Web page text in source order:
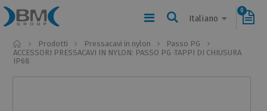
Italiano
0
Home
Prodotti Pressacavi in nylon
Passo PG
ACCESSORI PRESSACAVI IN NYLON: PASSO PG ·TAPPI DI CHIUSURA
IP68